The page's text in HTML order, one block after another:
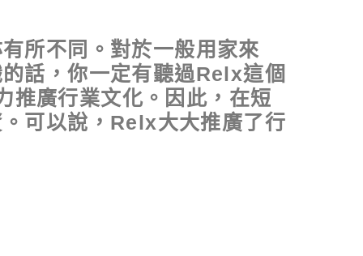
所不同。對於一般用家來
話，你一定有聽過Relx這個
推廣行業文化。因此，在短
可以說，Relx大大推廣了行